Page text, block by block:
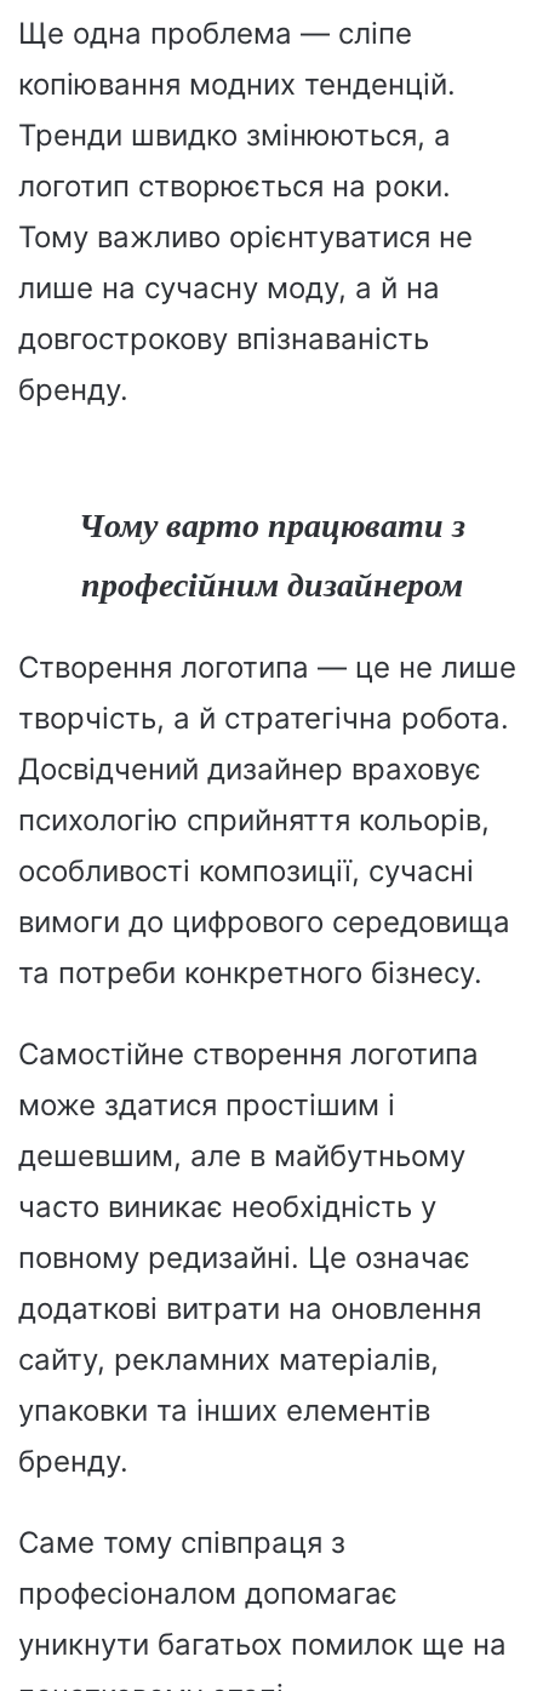
Ще одна проблема — сліпе
копіювання модних тенденцій.
Тренди швидко змінюються, а
логотип створюється на роки.
Тому важливо орієнтуватися не
лише на сучасну моду, а й на
довгострокову впізнаваність
бренду.
Чому варто працювати з
професійним дизайнером
Створення логотипа — це не лише
творчість, а й стратегічна робота.
Досвідчений дизайнер враховує
психологію сприйняття кольорів,
особливості композиції, сучасні
вимоги до цифрового середовища
та потреби конкретного бізнесу.
Самостійне створення логотипа
може здатися простішим і
дешевшим, але в майбутньому
часто виникає необхідність у
повному редизайні. Це означає
додаткові витрати на оновлення
сайту, рекламних матеріалів,
упаковки та інших елементів
бренду.
Саме тому співпраця з
професіоналом допомагає
уникнути багатьох помилок ще на